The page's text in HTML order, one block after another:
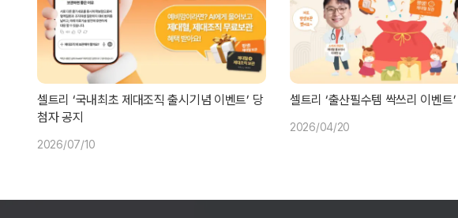
셀트리 ‘국내최초 제대조직 출시기념 이벤트’ 당
첨자 공지
2026/07/10
셀트리 ‘출산필수템 싹쓰리 이벤트
2026/04/20